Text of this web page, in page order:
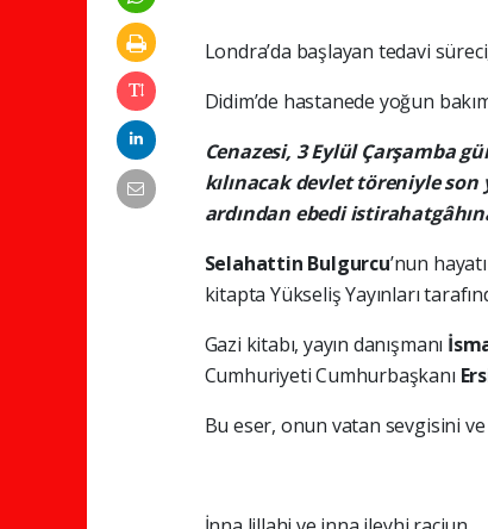
Londra’da başlayan tedavi
Didim’de hastanede yoğun
Cenazesi, 3 Eylül Çarşamba
kılınacak devlet töreniyle
ardından ebedi
Selahattin Bulgurcu’nun
kitapta Yükseliş Yayınları
Gazi kitabı, yayın danışmanı
Cumhuriyeti Cumhurbaşkanı
Bu eser, onun vatan sevgisini